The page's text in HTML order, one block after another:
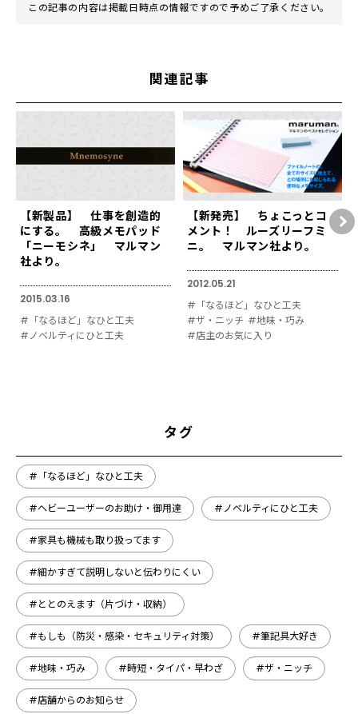
この記事の内容は掲載日時点の情報ですので予めご了承ください。
関連記事
【新製品】 仕事を創造的
にする。 高級メモパッド
「ニーモシネ」 マルマン
社より。
2015.03.16
#「なるほど」なひと工夫
#ノベルティにひと工夫
【新発売】 ちょこっとコ
メント！ ルーズリーフミ
ニ。 マルマン社より。
2012.05.21
#「なるほど」なひと工夫
#ザ・ニッチ #地味・巧み
#店主のお気に入り
タグ
#「なるほど」なひと工夫
#ヘビーユーザーのお助け・御用達 #ノベルティにひと工夫
#家具も機械も取り扱ってます
#細かすぎて説明しないと伝わりにくい
#ととのえます（片づけ・収納）
#もしも（防災・感染・セキュリティ対策） #筆記具大好き
#地味・巧み #時短・タイパ・早わざ #ザ・ニッチ
#店舗からのお知らせ